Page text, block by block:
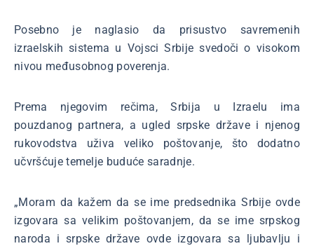
Posebno je naglasio da prisustvo savremenih
izraelskih sistema u Vojsci Srbije svedoči o visokom
nivou međusobnog poverenja.
Prema njegovim rečima, Srbija u Izraelu ima
pouzdanog partnera, a ugled srpske države i njenog
rukovodstva uživa veliko poštovanje, što dodatno
učvršćuje temelje buduće saradnje.
„Moram da kažem da se ime predsednika Srbije ovde
izgovara sa velikim poštovanjem, da se ime srpskog
naroda i srpske države ovde izgovara sa ljubavlju i